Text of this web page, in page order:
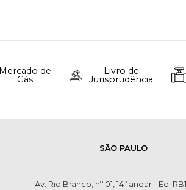
Mercado de
Gás
Livro de
Jurisprudência
SÃO PAULO
Av. Rio Branco, nº 01, 14º andar - Ed.